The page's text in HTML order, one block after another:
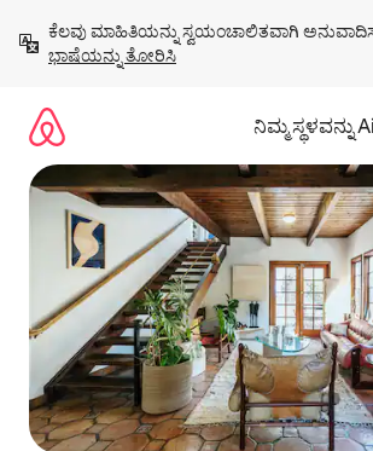
ಹೋಗಿ
ಕೆಲವು ಮಾಹಿತಿಯನ್ನು ಸ್ವಯಂಚಾಲಿತವಾಗಿ
ಭಾಷೆಯನ್ನು ತೋರಿಸಿ
ನಿಮ್ಮ ಸ್ಥಳವನ್ನು